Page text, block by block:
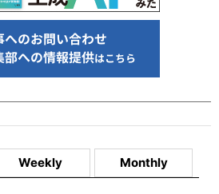
Weekly Monthly